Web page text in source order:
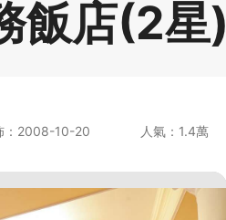
飯店(2星)
：2008-10-20 人氣：1.4萬